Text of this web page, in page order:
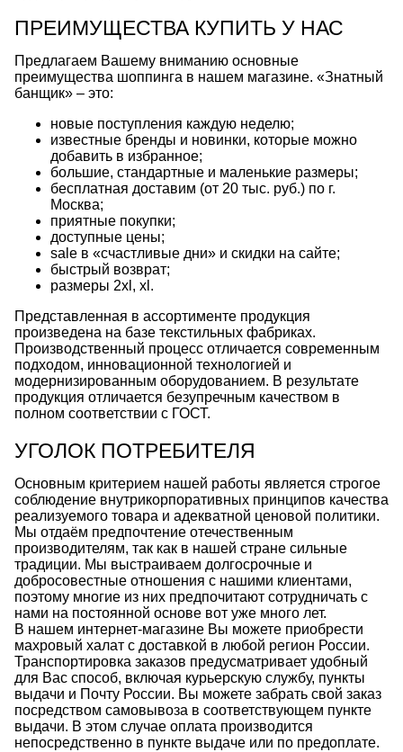
ПРЕИМУЩЕСТВА КУПИТЬ У НАС
Предлагаем Вашему вниманию основные
преимущества шоппинга в нашем магазине. «Знатный
банщик» – это:
новые поступления каждую неделю;
известные бренды и новинки, которые можно
добавить в избранное;
большие, стандартные и маленькие размеры;
бесплатная доставим (от 20 тыс. руб.) по г.
Москва;
приятные покупки;
доступные цены;
sale в «счастливые дни» и скидки на сайте;
быстрый возврат;
размеры 2xl, xl.
Представленная в ассортименте продукция
произведена на базе текстильных фабриках.
Производственный процесс отличается современным
подходом, инновационной технологией и
модернизированным оборудованием. В результате
продукция отличается безупречным качеством в
полном соответствии с ГОСТ.
УГОЛОК ПОТРЕБИТЕЛЯ
Основным критерием нашей работы является строгое
соблюдение внутрикорпоративных принципов качества
реализуемого товара и адекватной ценовой политики.
Мы отдаём предпочтение отечественным
производителям, так как в нашей стране сильные
традиции. Мы выстраиваем долгосрочные и
добросовестные отношения с нашими клиентами,
поэтому многие из них предпочитают сотрудничать с
нами на постоянной основе вот уже много лет.
В нашем интернет-магазине Вы можете приобрести
махровый халат с доставкой в любой регион России.
Транспортировка заказов предусматривает удобный
для Вас способ, включая курьерскую службу, пункты
выдачи и Почту России. Вы можете забрать свой заказ
посредством самовывоза в соответствующем пункте
выдачи. В этом случае оплата производится
непосредственно в пункте выдаче или по предоплате.